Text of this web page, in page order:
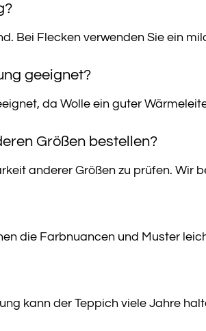
Bei Flecken verwenden Sie ein
geeignet?
da Wolle ein guter
Größen bestellen?
anderer Größen zu prüfen. Wir
die Farbnuancen und Muster
kann der Teppich viele Jahre